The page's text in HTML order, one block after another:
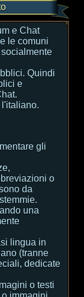
e Chat
le comuni
Quindi
e
gli
o
da
una
lingua in
(tranne
dedicate
o testi